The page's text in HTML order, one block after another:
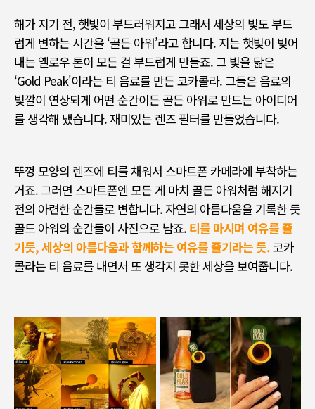
해가 지기 전,햇빛이 부드러워지고 그래서 세상의 빛도 부드
럽게 변하는 시간을 ‘골든 아워’라고 합니다. 지는 햇빛이 빚어
내는 옐로우 톤이 모든 걸 부드럽게 만들죠. 그 빛을 닮은
‘Gold Peak'이라는 티 음료를 만든 코카콜라. 그들은 음료의
빛깔이 연상되게 어떤 순간이든 골든 아워로 만드는 아이디어
를 생각해 냈습니다. 재미있는 렌즈 필터를 만들었습니다.
뚜껑 모양의 렌즈에 티를 채워서 스마트폰 카메라에 부착하는
거죠. 그러면 스마트폰엔 모든 게 마치 골든 아워처럼 해지기
전의 아련한 순간들로 변합니다. 자연의 아름다움을 기록한 듯
골드 아워의 순간들이 사진으로 남죠. 티를 마시며 여유를 즐
기듯, 세상의 아름다움과 함께하는 여유를 즐기라는 듯.코카
콜라는 티 음료를 내면서 또 생각지 못한 세상을 보여줍니다.